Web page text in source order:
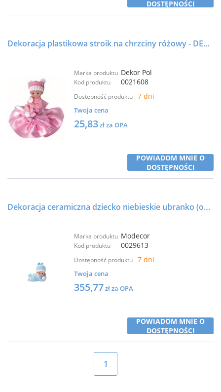
DOSTĘPNOŚCI
Dekoracja plastikowa stroik na chrzciny różowy - DEKOR-POL
Marka produktu Dekor Pol
Kod produktu 0021608
Dostępność produktu 7 dni
Twoja cena
25,83zł za OPA
POWIADOM MNIE O
DOSTĘPNOŚCI
Dekoracja ceramiczna dziecko niebieskie ubranko (op. 8szt) 26010C - Modecor
Marka produktu Modecor
Kod produktu 0029613
Dostępność produktu 7 dni
Twoja cena
355,77zł za OPA
POWIADOM MNIE O
DOSTĘPNOŚCI
1